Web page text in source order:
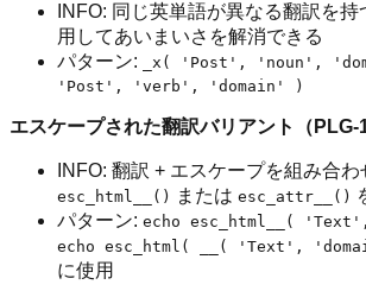
INFO: 同じ英単語が異なる翻訳を持
用してあいまいさを解消できる
パターン:
_x( 'Post', 'noun',
'Post', 'verb', 'domain' )
エスケープされた翻訳バリアント（PLG-
INFO: 翻訳 + エスケープを組み合わ
esc_html__() または esc_attr__()
パターン: echo esc_html__(
echo esc_html( __( 'Text',
に使用